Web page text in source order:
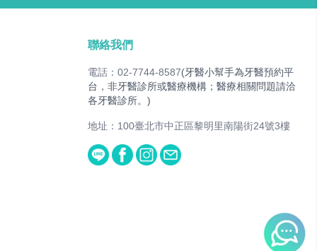
聯絡我們
電話：02-7744-8587(牙醫小幫手為牙醫預約平
台，非牙醫診所或醫療機構；醫療相關問題請洽
各牙醫診所。)
地址：100臺北市中正區黎明里南陽街24號3樓